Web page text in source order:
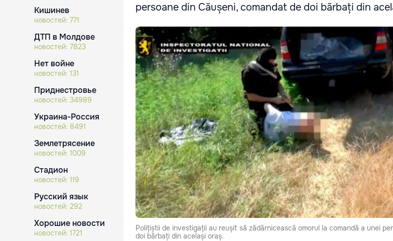
Кишинев
новостей: 771
ДТП в Молдове
новостей: 7823
Нет войне
новостей: 131
Приднестровье
новостей: 34989
Украина-Россия
новостей: 8491
Землетрясение
новостей: 1009
Стадион
новостей: 119
Русский язык
новостей: 292
Хорошие новости
новостей: 1721
persoane din Căușeni, comandat de doi bărbați din
Polițiștii de investigații au reușit să zădărnicească omorul la comandă a unei
doi bărbați din același oraș.